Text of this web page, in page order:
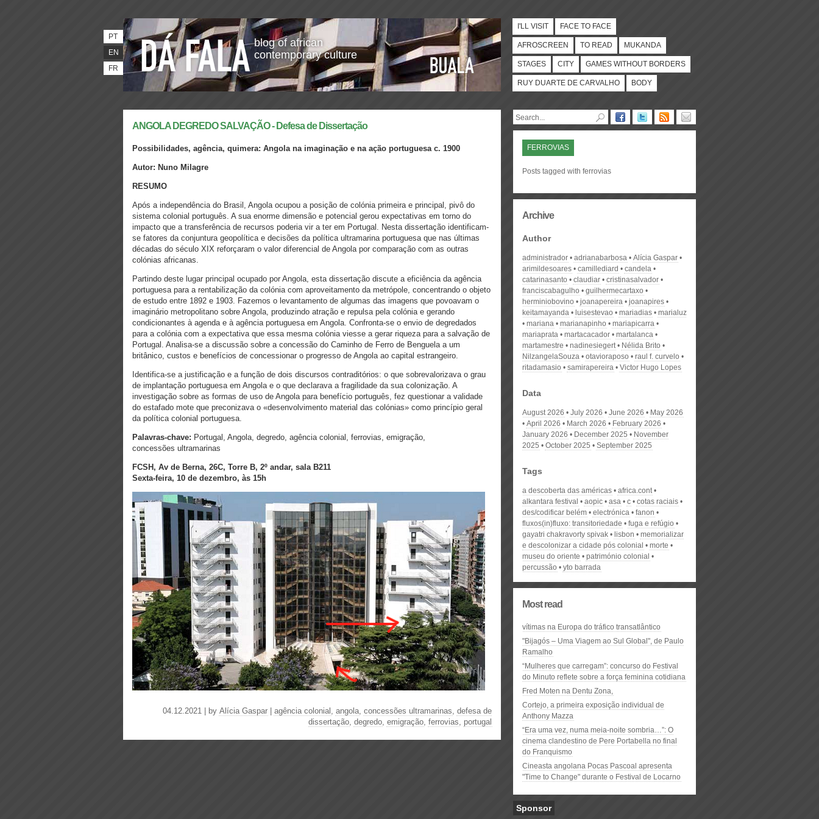
blog of african
contemporary culture
PT
EN
FR
I'LL VISIT FACE TO FACE
AFROSCREEN TO READ MUKANDA
STAGES CITY GAMES WITHOUT BORDERS
RUY DUARTE DE CARVALHO BODY
ANGOLA DEGREDO SALVAÇÃO - Defesa de Dissertação
Possibilidades, agência, quimera: Angola na imaginação e na ação portuguesa c. 1900
Autor: Nuno Milagre
RESUMO
Após a independência do Brasil, Angola ocupou a posição de colónia primeira e principal, pivô do
sistema colonial português. A sua enorme dimensão e potencial gerou expectativas em torno do
impacto que a transferência de recursos poderia vir a ter em Portugal. Nesta dissertação identificam-
se fatores da conjuntura geopolítica e decisões da política ultramarina portuguesa que nas últimas
décadas do século XIX reforçaram o valor diferencial de Angola por comparação com as outras
colónias africanas.
Partindo deste lugar principal ocupado por Angola, esta dissertação discute a eficiência da agência
portuguesa para a rentabilização da colónia com aproveitamento da metrópole, concentrando o objeto
de estudo entre 1892 e 1903. Fazemos o levantamento de algumas das imagens que povoavam o
imaginário metropolitano sobre Angola, produzindo atração e repulsa pela colónia e gerando
condicionantes à agenda e à agência portuguesa em Angola. Confronta-se o envio de degredados
para a colónia com a expectativa que essa mesma colónia viesse a gerar riqueza para a salvação de
Portugal. Analisa-se a discussão sobre a concessão do Caminho de Ferro de Benguela a um
britânico, custos e benefícios de concessionar o progresso de Angola ao capital estrangeiro.
Identifica-se a justificação e a função de dois discursos contraditórios: o que sobrevalorizava o grau
de implantação portuguesa em Angola e o que declarava a fragilidade da sua colonização. A
investigação sobre as formas de uso de Angola para benefício português, fez questionar a validade
do estafado mote que preconizava o «desenvolvimento material das colónias» como princípio geral
da política colonial portuguesa.
Palavras-chave: Portugal, Angola, degredo, agência colonial, ferrovias, emigração,
concessões ultramarinas
FCSH, Av de Berna, 26C, Torre B, 2º andar, sala B211
Sexta-feira, 10 de dezembro, às 15h
04.12.2021 | by Alícia Gaspar agência colonial , angola, concessões ultramarinas, defesa de
dissertação, degredo, emigração, ferrovias, portugal
FERROVIAS
Posts tagged with ferrovias
Archive
Author
administrador adrianabarbosa
Alícia Gaspar
arimildesoares
camillediard
candela
catarinasanto
claudiar
cristinasalvador
franciscabagulho
guilhermecartaxo
herminiobovino
joanapereira
joanapires
keitamayanda
luisestevao mariadias
marialuz
mariana
marianapinho
mariapicarra
mariaprata
martacacador
martalanca
martamestre
nadinesiegert
Nélida Brito
NilzangelaSouza
otavioraposo
raul f. curvelo
ritadamasio
samirapereira Victor Hugo Lopes
Data
August 2026 July 2026 June 2026
May 2026
April 2026
March 2026
February 2026
January 2026
December 2025
November
2025
October 2025 September 2025
Tags
a descoberta das américas
africa.cont
alkantara festival
aopic asa c
cotas raciais
des/codificar belém
electrónica
fanon
fluxos(in)fluxo: transitoriedade
fuga e refúgio
gayatri chakravorty spivak
lisbon
memorializar
e descolonizar a cidade pós colonial
morte
museu do oriente
património colonial
percussão
yto barrada
Most read
vítimas na Europa do tráfico transatlântico
"Bijagós – Uma Viagem ao Sul Global", de Paulo
Ramalho
“Mulheres que carregam”: concurso do Festival
do Minuto reflete sobre a força feminina cotidiana
Fred Moten na Dentu Zona,
Cortejo, a primeira exposição individual de
Anthony Mazza
“Era uma vez, numa meia-noite sombria…”: O
cinema clandestino de Pere Portabella no final
do Franquismo
Cineasta angolana Pocas Pascoal apresenta
"Time to Change" durante o Festival de Locarno
Sponsor